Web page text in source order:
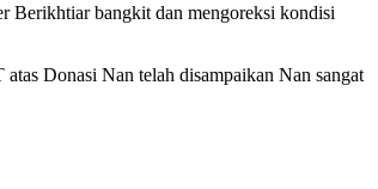
Berikhtiar bangkit dan mengoreksi kondisi
Donasi Nan telah disampaikan Nan sangat